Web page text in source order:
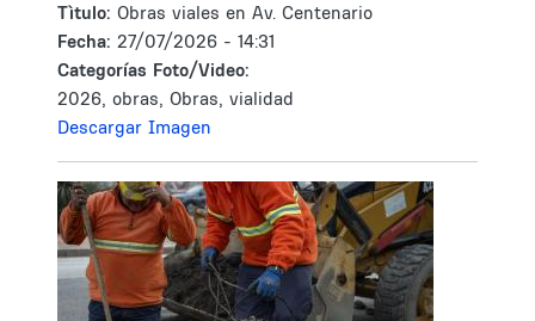
Tìtulo: Obras viales en Av. Centenario
Fecha: 27/07/2026 - 14:31
Categorías Foto/Video:
2026, obras, Obras, vialidad
Descargar Imagen